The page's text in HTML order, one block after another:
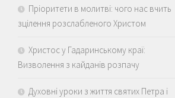
Пріоритети в молитві: чого нас вчить
зцілення розслабленого Христом
Христос у Гадаринському краї:
Визволення з кайданів розпачу
Духовні уроки з життя святих Петра і